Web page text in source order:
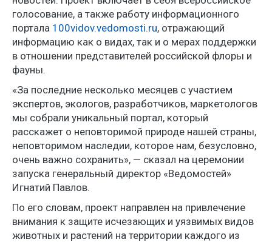
голосование, а также работу информационного
портала 100vidov.vedomosti.ru, отражающий
информацию как о видах, так и о мерах поддержки
в отношении представителей российской флоры и
фауны.
«За последние несколько месяцев с участием
экспертов, экологов, разработчиков, маркетологов
мы собрали уникальный портал, который
расскажет о неповторимой природе нашей страны,
неповторимом наследии, которое нам, безусловно,
очень важно сохранить», — сказал на церемонии
запуска генеральный директор «Ведомостей»
Игнатий Павлов.
По его словам, проект направлен на привлечение
внимания к защите исчезающих и уязвимых видов
животных и растений на территории каждого из